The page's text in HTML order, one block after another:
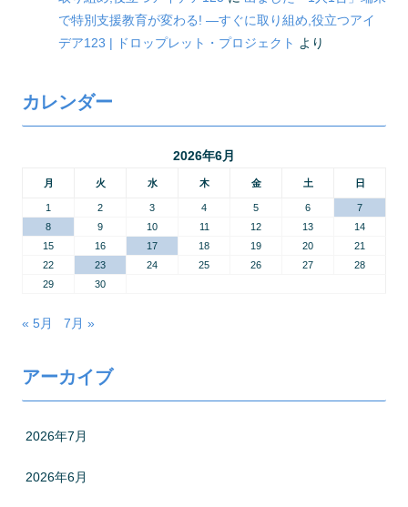
で特別支援教育が変わる! ―すぐに取り組め,役立つアイ
デア123 | ドロップレット・プロジェクト より
カレンダー
2026年6月
月 火 水 木 金 土 日
1 2 3 4 5 6
7
8
9 10 11 12 13
14
15
16 17 18 19 20
21
22
23 24 25 26 27
28
29
30
« 5月 7月 »
アーカイブ
2026年7月
2026年6月